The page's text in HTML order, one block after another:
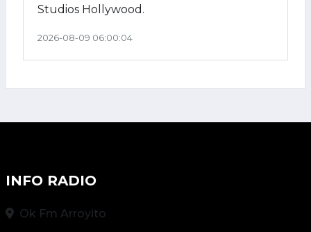
Studios Hollywood.
2026-08-09 06:00:04
INFO RADIO
Ok Fm Arroyito